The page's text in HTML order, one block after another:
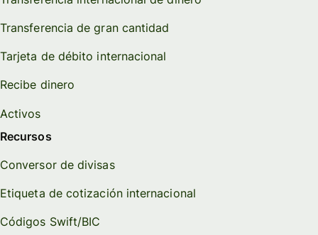
Transferencia de gran cantidad
Tarjeta de débito internacional
Recibe dinero
Activos
Recursos
Conversor de divisas
Etiqueta de cotización internacional
Códigos Swift/BIC